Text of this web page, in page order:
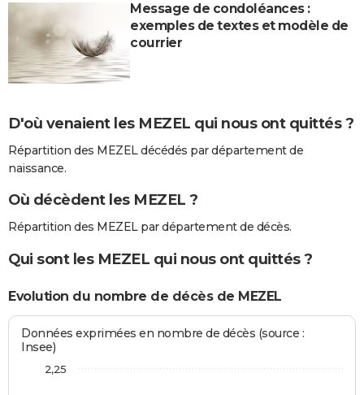
Message de condoléances :
exemples de textes et modèle de
courrier
D'où venaient les MEZEL qui nous ont quittés ?
Répartition des MEZEL décédés par département de
naissance.
Où décèdent les MEZEL ?
Répartition des MEZEL par département de décès.
Qui sont les MEZEL qui nous ont quittés ?
Evolution du nombre de décès de MEZEL
Données exprimées en nombre de décès (source :
Insee)
2,25